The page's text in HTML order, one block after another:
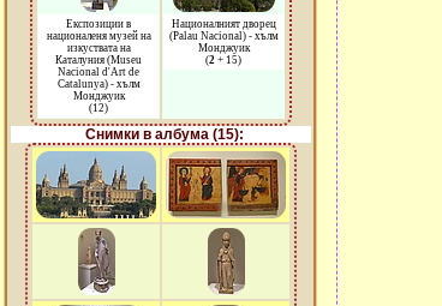
Експозиции в
националеня музей на
изкуствата на
Каталуния (Museu
Nacional d'Art de
Catalunya) - хълм
Монджуик
(12)
Националният дворец
(Palau Nacional) - хълм
Монджуик
(2 + 15)
Снимки в албума (15):